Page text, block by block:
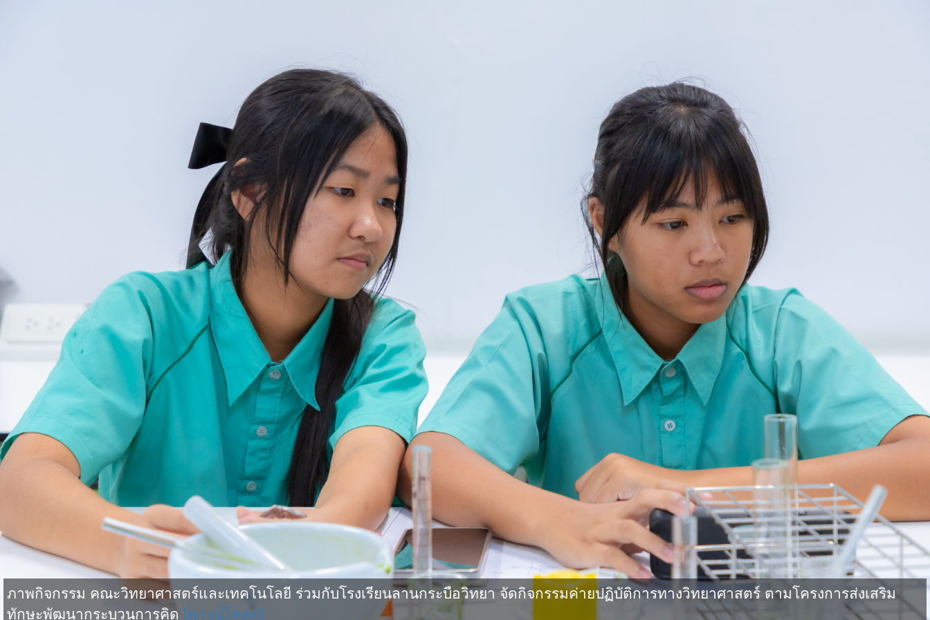
ภาพกิจกรรม คณะวิทยาศาสตร์และเทคโนโลยี ร่วมกับโรงเรียนลานกระบือวิทยา จัดกิจกรรมค่ายปฏิบัติการทางวิทยาศาสตร์ ตามโครงการส่งเสริม
ทักษะพัฒนากระบวนการคิด [ดาวน์โหลด]